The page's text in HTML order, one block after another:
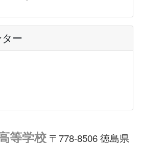
ー
等学校 〒778-8506 徳島県